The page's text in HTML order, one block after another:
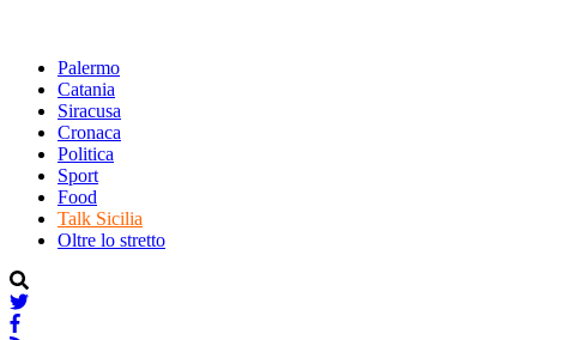
Palermo
Catania
Siracusa
Cronaca
Politica
Sport
Food
Talk Sicilia
Oltre lo stretto